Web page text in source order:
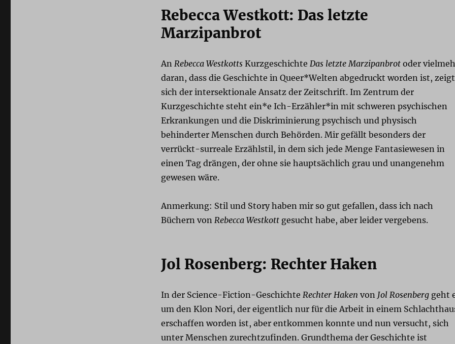
Rebecca Westkott: Das letzte
Marzipanbrot
An Rebecca WestkottsKurzgeschichte Das letzte Marzipanbrotoder
daran, dass die Geschichte in Queer*Welten abgedruckt worden ist, zeigt
sich der intersektionale Ansatz der Zeitschrift. Im Zentrum der
Kurzgeschichte steht ein*e Ich-Erzähler*in mit schweren psychischen
Erkrankungen und die Diskriminierung psychisch und physisch
behinderter Menschen durch Behörden. Mir gefällt besonders der
verrückt-surreale Erzählstil, in dem sich jede Menge Fantasiewesen in
einen Tag drängen, der ohne sie hauptsächlich grau und unangenehm
gewesen wäre.
Anmerkung: Stil und Story haben mir so gut gefallen, dass ich nach
Büchern von Rebecca Westkottgesucht habe, aber leider vergebens.
Jol Rosenberg: Rechter Haken
In der Science-Fiction-Geschichte Rechter Haken von Jol Rosenberggeht
um den Klon Nori, der eigentlich nur für die Arbeit in einem
erschaffen worden ist, aber entkommen konnte und nun versucht, sich
unter Menschen zurechtzufinden. Grundthema der Geschichte ist